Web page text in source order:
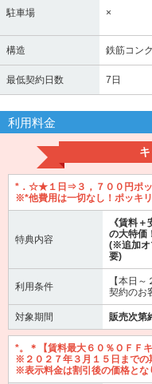
駐車場 ×
構造 鉄筋コン
最低契約日数 7日
利用料金
*．☆★１日⇒３，７００円ポ
※*他費用は一切なし！ポッキ
特典内容
《賃料
の大特価
(※追加オ
要)
利用条件
【本日
契約のお
対象期間 販売次第
*。＊【賃料最大６０％ＯＦＦ
※２０２７年３月１５日までの
※表示料金は割引後の価格とな